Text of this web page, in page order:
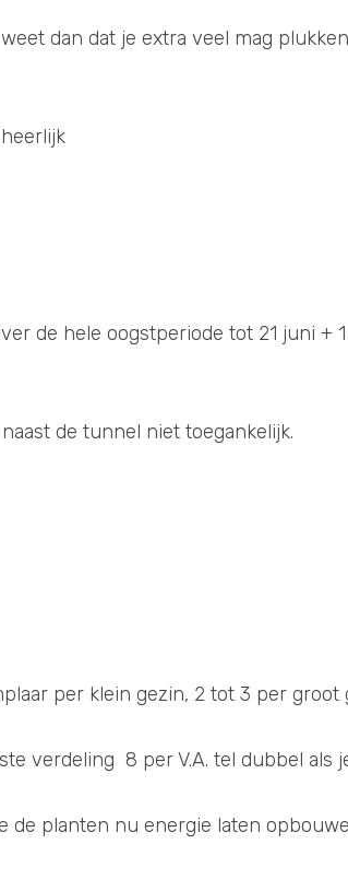
dan dat je extra veel mag
de hele oogstperiode tot 21 juni +
de tunnel niet toegankelijk.
per klein gezin, 2 tot 3 per groot
verdeling  8 per V.A. tel dubbel als
de planten nu energie laten